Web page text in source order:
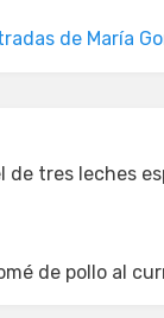
de María
de tres leches
de pollo al